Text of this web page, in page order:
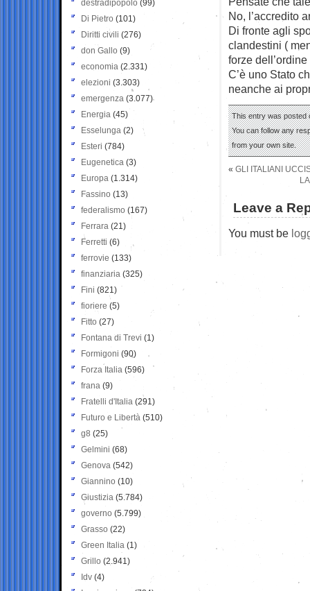
No, l’accredito
Di fronte agli
clandestini (
forze
C’è uno Stato
neanche ai
This entry was posted
You can follow any
from your own site.
« GLI ITALIANI
Leave a
You must be
destradipopolo (99)
Di Pietro (101)
Diritti civili (276)
don Gallo (9)
economia (2.331)
elezioni (3.303)
emergenza (3.077)
Energia (45)
Esselunga (2)
Esteri (784)
Eugenetica (3)
Europa (1.314)
Fassino (13)
federalismo (167)
Ferrara (21)
Ferretti (6)
ferrovie (133)
finanziaria (325)
Fini (821)
fioriere (5)
Fitto (27)
Fontana di Trevi (1)
Formigoni (90)
Forza Italia (596)
frana (9)
Fratelli d'Italia (291)
Futuro e Libertà (510)
g8 (25)
Gelmini (68)
Genova (542)
Giannino (10)
Giustizia (5.784)
governo (5.799)
Grasso (22)
Green Italia (1)
Grillo (2.941)
Idv (4)